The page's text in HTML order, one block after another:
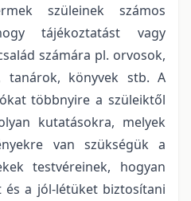
szüleinek számos
tájékoztatást vagy
számára pl. orvosok,
tanárok, könyvek stb. A
többnyire a szüleiktől
kutatásokra, melyek
van szükségük a
testvéreinek, hogyan
és a jól-létüket biztosítani